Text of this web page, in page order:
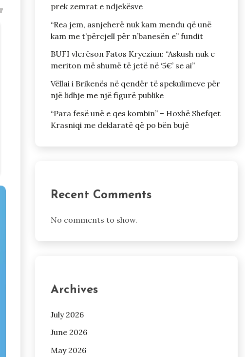
prek zemrat e ndjekësve
“Rea jem, asnjeherë nuk kam mendu që unë
kam me t’përcjell për n’banesën e” fundit
BUFI vlerëson Fatos Kryeziun: “Askush nuk e
meriton më shumë të jetë në ‘5€’ se ai”
Vëllai i Brikenës në qendër të spekulimeve për
një lidhje me një figurë publike
“Para fesë unë e qes kombin” – Hoxhë Shefqet
Krasniqi me deklaratë që po bën bujë
Recent Comments
No comments to show.
Archives
July 2026
June 2026
May 2026